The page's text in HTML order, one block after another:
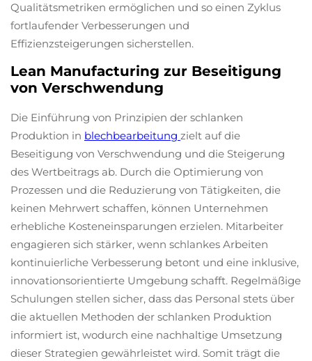
Qualitätsmetriken ermöglichen und so einen Zyklus
fortlaufender Verbesserungen und
Effizienzsteigerungen sicherstellen.
Lean Manufacturing zur Beseitigung
von Verschwendung
Die Einführung von Prinzipien der schlanken
Produktion in blechbearbeitung zielt auf die
Beseitigung von Verschwendung und die Steigerung
des Wertbeitrags ab. Durch die Optimierung von
Prozessen und die Reduzierung von Tätigkeiten, die
keinen Mehrwert schaffen, können Unternehmen
erhebliche Kosteneinsparungen erzielen. Mitarbeiter
engagieren sich stärker, wenn schlankes Arbeiten
kontinuierliche Verbesserung betont und eine inklusive,
innovationsorientierte Umgebung schafft. Regelmäßige
Schulungen stellen sicher, dass das Personal stets über
die aktuellen Methoden der schlanken Produktion
informiert ist, wodurch eine nachhaltige Umsetzung
dieser Strategien gewährleistet wird. Somit trägt die